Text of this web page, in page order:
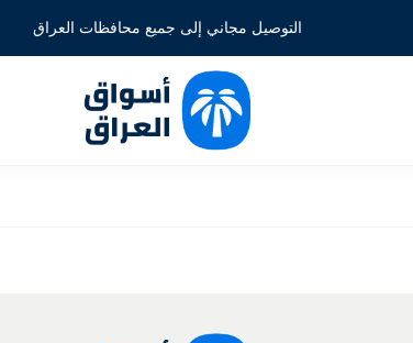
التوصيل مجاني إلى جميع محافظات العراق